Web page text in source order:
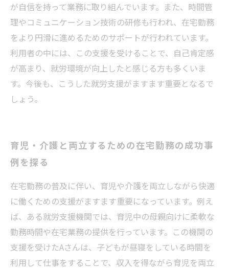
が自信を持って業務に取り組んでいます。また、時間管
理やコミュニケーション技術の研修も行われ、在宅勤務
をより円滑に進めるためのサポートが行われています。
利用者の中には、この支援を受けることで、自己肯定感
が高まり、就労環境が向上したと感じる方も多くいま
す。今後も、こうした就労支援がますます重要となるで
しょう。
育児・介護と両立するための在宅勤務の成功事
例を探る
在宅勤務の普及に伴い、育児や介護を両立しながら快適
に働くための支援がますます重要になっています。例え
ば、ある就労支援機関では、育児中の母親向けに柔軟な
勤務時間や在宅業務の提供を行っています。この機関の
支援を受けたAさんは、子どもが昼寝をしている時間を
利用して仕事をすることで、収入を得ながら育児を両立